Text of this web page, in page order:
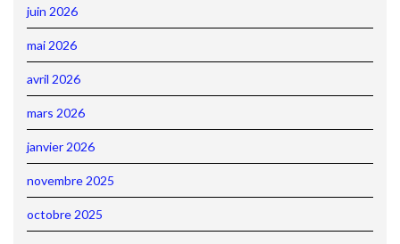
juin 2026
mai 2026
avril 2026
mars 2026
janvier 2026
novembre 2025
octobre 2025